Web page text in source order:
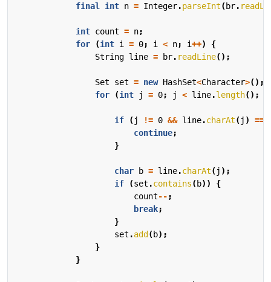
final int n = Integer.parseInt(br.
int count = n;
for
(int i = 0; i < n; i++)
{
String line = br. readLine();
Set set = new HashSet<Character>();
for
(int j = 0; j < line.length();
if (j != 0 && line.charAt(j ) ==
continue;
}
char b = line.charAt(j );
if
(set .contains(b))
{
count-- ;
break;
}
set .add (b);
}
}